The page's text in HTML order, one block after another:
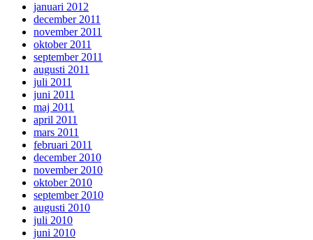
januari 2012
december 2011
november 2011
oktober 2011
september 2011
augusti 2011
juli 2011
juni 2011
maj 2011
april 2011
mars 2011
februari 2011
december 2010
november 2010
oktober 2010
september 2010
augusti 2010
juli 2010
juni 2010